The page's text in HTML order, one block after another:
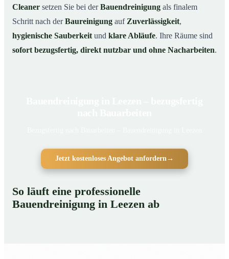
Cleaner setzen Sie bei derBauendreinigung als finalem
Schritt nach derBaureinigung auf Zuverlässigkeit,
hygienische Sauberkeit und klare Abläufe. Ihre Räume sind
sofort bezugsfertig, direkt nutzbar und ohne Nacharbeiten.
Jetzt kostenloses Angebot anfordern →
So läuft eine professionelle
Bauendreinigung in Leezen ab